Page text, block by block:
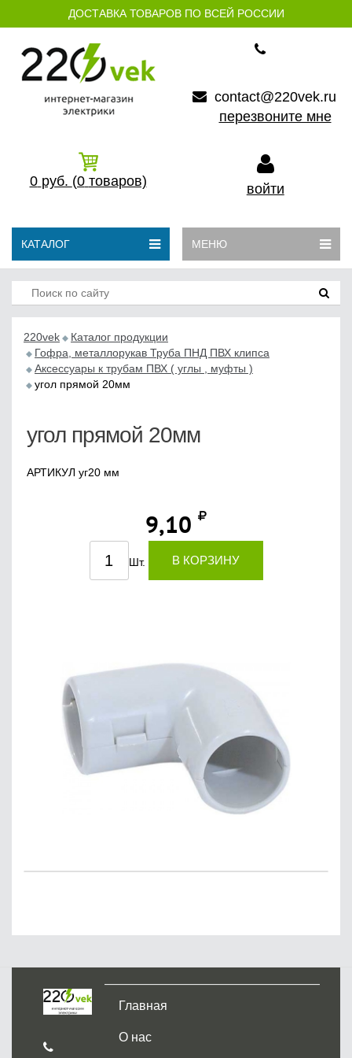
ДОСТАВКА ТОВАРОВ ПО ВСЕЙ РОССИИ
contact@220vek.ru
перезвоните мне
0 руб. (0 товаров) войти
КАТАЛОГ МЕНЮ
220vek
Каталог продукции
Гофра, металлорукав Труба ПНД ПВХ клипса
Аксессуары к трубам ПВХ ( углы , муфты )
угол прямой 20мм
угол прямой 20мм
АРТИКУЛ уг20 мм
9,10
Шт. В КОРЗИНУ
Главная
О нас